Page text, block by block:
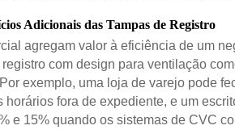
Adicionais das Tampas de Registro
agregam valor à eficiência de um
com design para ventilação
exemplo, uma loja de varejo pode
fora de expediente, e um
e 15% quando os sistemas de CVC